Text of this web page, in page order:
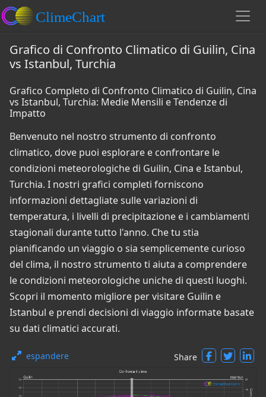
Grafico di Confronto Climatico di Guilin, Cina
vs Istanbul, Turchia
Grafico Completo di Confronto Climatico di Guilin, Cina
vs Istanbul, Turchia: Medie Mensili e Tendenze di
Impatto
Benvenuto nel nostro strumento di confronto
climatico, dove puoi esplorare e confrontare le
condizioni meteorologiche di Guilin, Cina e Istanbul,
Turchia. I nostri grafici completi forniscono
informazioni dettagliate sulle variazioni di
temperatura, i livelli di precipitazione e i cambiamenti
stagionali durante tutto l'anno. Che tu stia
pianificando un viaggio o sia semplicemente curioso
del clima, il nostro strumento ti aiuta a comprendere
le condizioni meteorologiche uniche di questi luoghi.
Scopri il momento migliore per visitare Guilin e
Istanbul e prendi decisioni di viaggio informate basate
su dati climatici accurati.
espandere Share